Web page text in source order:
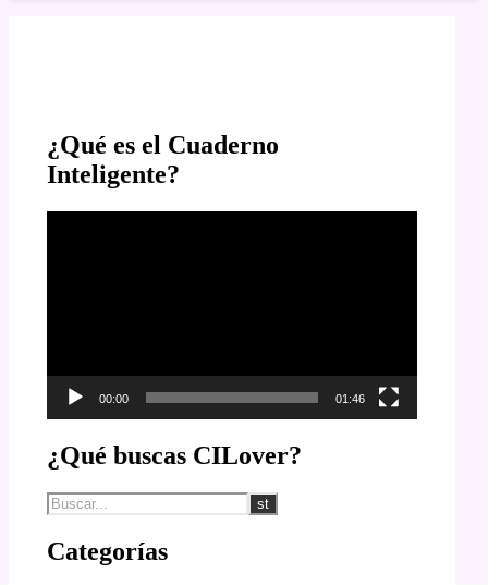
¿Qué es el Cuaderno
Inteligente?
00:00 01:46
¿Qué buscas CILover?
Categorías